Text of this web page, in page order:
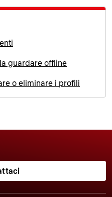
guardare offline
o eliminare i profili